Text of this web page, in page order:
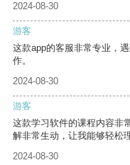
2024-08-30
游客
这款app的客服非常专业，
作。
2024-08-30
游客
这款学习软件的课程内容非
解非常生动，让我能够轻松
2024-08-30